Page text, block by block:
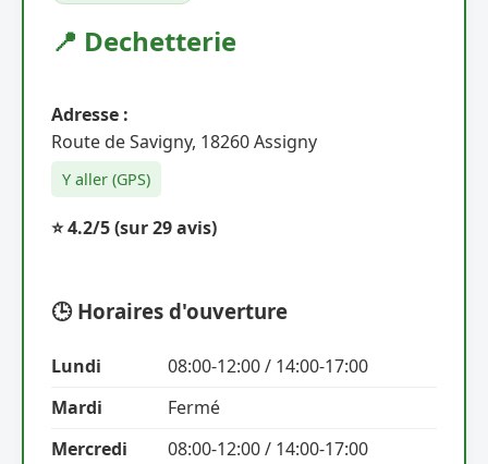
📍 Dechetterie
Adresse :
Route de Savigny, 18260 Assigny
Y aller (GPS)
⭐ 4.2/5(sur 29 avis)
🕒 Horaires d'ouverture
Lundi
08:00-12:00 / 14:00-17:00
Mardi
Fermé
Mercredi
08:00-12:00 / 14:00-17:00